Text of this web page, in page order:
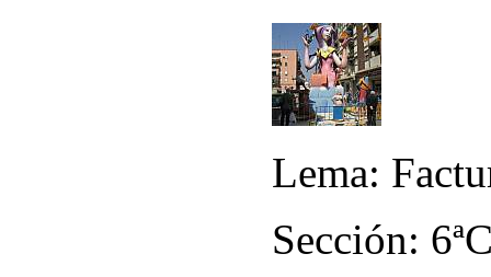
Lema:
Sección: